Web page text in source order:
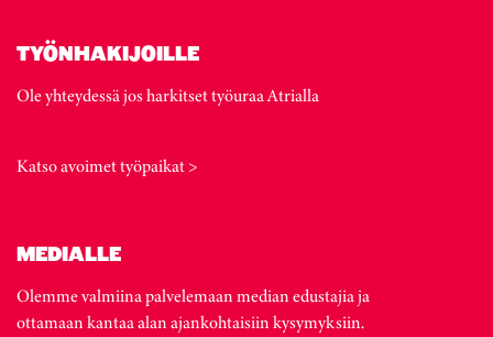
TYÖNHAKIJOILLE
Ole yhteydessä jos harkitset työuraa Atrialla
Katso avoimet työpaikat >
MEDIALLE
Olemme valmiina palvelemaan median edustajia ja
ottamaan kantaa alan ajankohtaisiin kysymyksiin.